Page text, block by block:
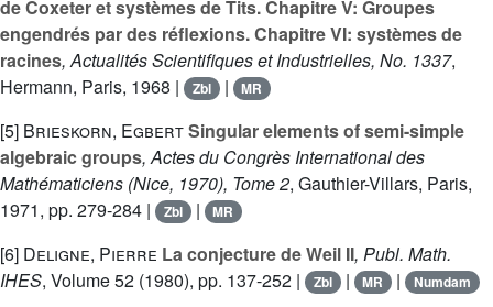
de Coxeter et systèmes de Tits. Chapitre V: Groupes
engendrés par des réflexions. Chapitre VI: systèmes de
racines, Actualités Scientifiques et Industrielles, No. 1337,
Hermann, Paris, 1968 |
Zbl | MR
[5] Brieskorn, EgbertSingular elements of semi-simple
algebraic groups, Actes du Congrès International des
Mathématiciens (Nice, 1970), Tome 2, Gauthier-Villars, Paris,
1971, pp. 279-284 |
Zbl | MR
[6] Deligne, Pierre La conjecture de Weil II, Publ. Math.
IHES, Volume 52 (1980), pp. 137-252 | Zbl | MR | Numdam